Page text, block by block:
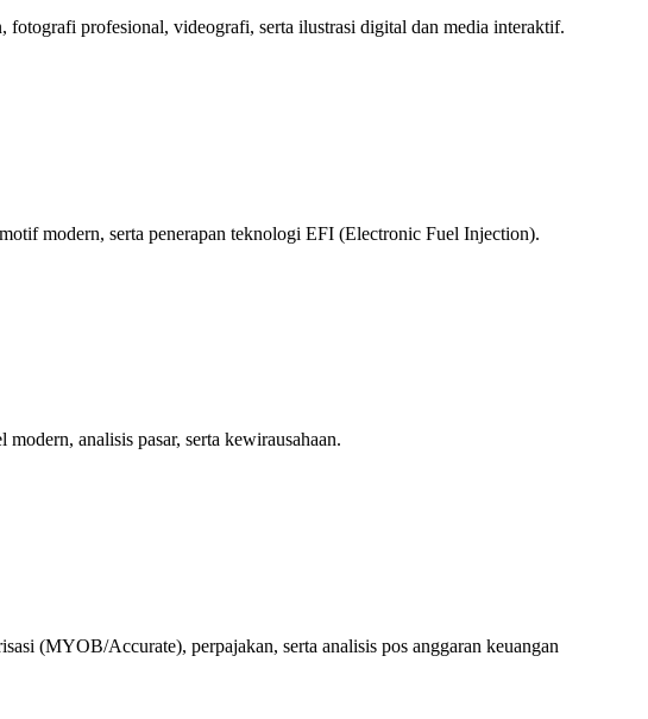
profesional, videografi, serta ilustrasi digital dan media interaktif.
modern, serta penerapan teknologi EFI (Electronic Fuel Injection).
analisis pasar, serta kewirausahaan.
(MYOB/Accurate), perpajakan, serta analisis pos anggaran keuangan